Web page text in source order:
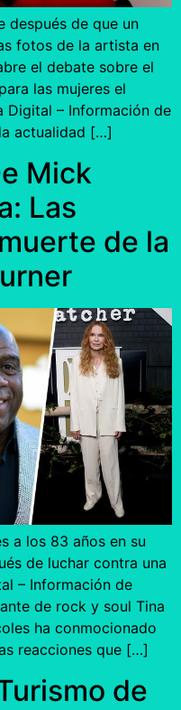
después de que un
fotos de la artista en
el debate sobre el
las mujeres el
Digital – Información de
actualidad […]
Mick
Las
de la
a los 83 años en su
de luchar contra una
– Información de
de rock y soul Tina
ha conmocionado
reacciones que […]
de